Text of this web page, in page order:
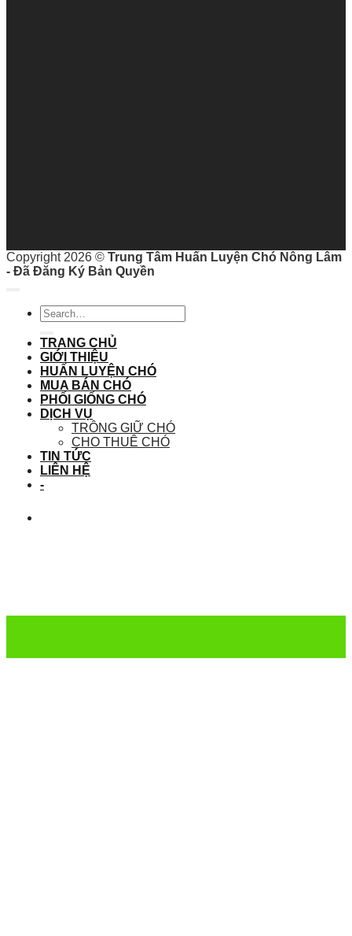
Copyright 2026 © Trung Tâm Huấn Luyện Chó Nông Lâm
- Đã Đăng Ký Bản Quyền
TRANG CHỦ
GIỚI THIỆU
HUẤN LUYỆN CHÓ
MUA BÁN CHÓ
PHỐI GIỐNG CHÓ
DỊCH VỤ
TRÔNG GIỮ CHÓ
CHO THUÊ CHÓ
TIN TỨC
LIÊN HỆ
-